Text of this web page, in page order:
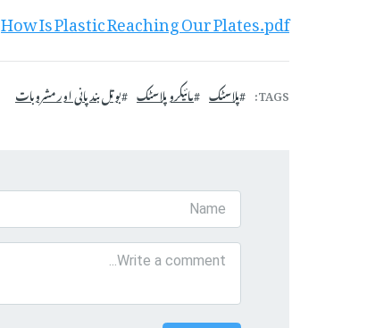
How Is Plastic Reaching Our Plates.pdf
TAGS پلاسٹک مائیکرو پلاسٹک بوتل بند پانی اور مشروبات